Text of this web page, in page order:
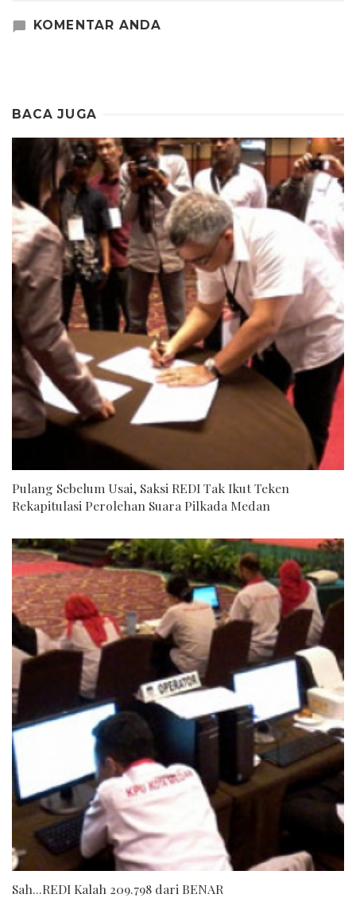
KOMENTAR ANDA
BACA JUGA
Pulang Sebelum Usai, Saksi REDI Tak Ikut Teken
Rekapitulasi Perolehan Suara Pilkada Medan
Sah...REDI Kalah 209.798 dari BENAR